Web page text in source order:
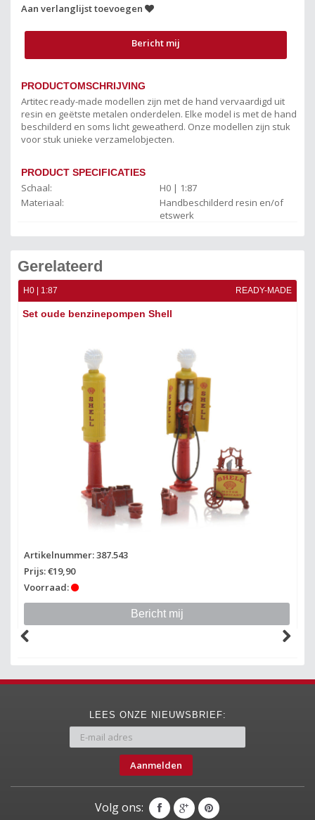
Aan verlanglijst toevoegen
Bericht mij
PRODUCTOMSCHRIJVING
Artitec ready-made modellen zijn met de hand vervaardigd uit
resin en geëtste metalen onderdelen. Elke model is met de hand
beschilderd en soms licht geweatherd. Onze modellen zijn stuk
voor stuk unieke verzamelobjecten.
PRODUCT SPECIFICATIES
Schaal:
H0 | 1:87
Materiaal:
Handbeschilderd resin en/of
etswerk
Gerelateerd
H0 | 1:87 READY-MADE
Set oude benzinepompen Shell
Artikelnummer: 387.543
Prijs: €19,90
Voorraad:
Bericht mij
LEES ONZE NIEUWSBRIEF:
Aanmelden
Volg ons: